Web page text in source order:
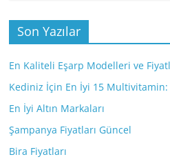
Son Yazılar
En Kaliteli Eşarp Modelleri ve
Kediniz İçin En İyi 15
En İyi Altın Markaları
Şampanya Fiyatları Güncel
Bira Fiyatları